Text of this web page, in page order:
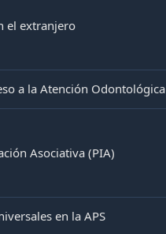
el extranjero
a la Atención Odontológica
Asociativa (PIA)
en la APS